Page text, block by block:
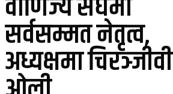
सर्वसम्मत नेतृत्व,
अध्यक्षमा चिरञ्जीवी